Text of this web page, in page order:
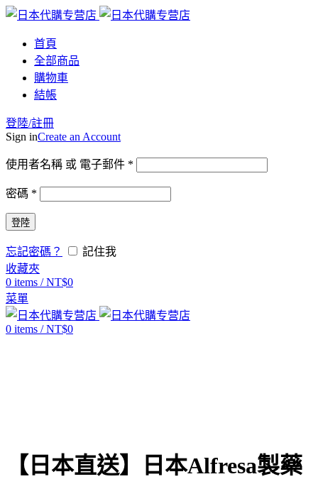
首頁
全部商品
購物車
結帳
登陸/註冊
Sign inCreate an Account
使用者名稱 或 電子郵件 *
密碼 *
登陸
忘記密碼？
記住我
收藏夾
0 items / NT$0
菜單
0 items / NT$0
【日本直送】日本Alfresa製藥